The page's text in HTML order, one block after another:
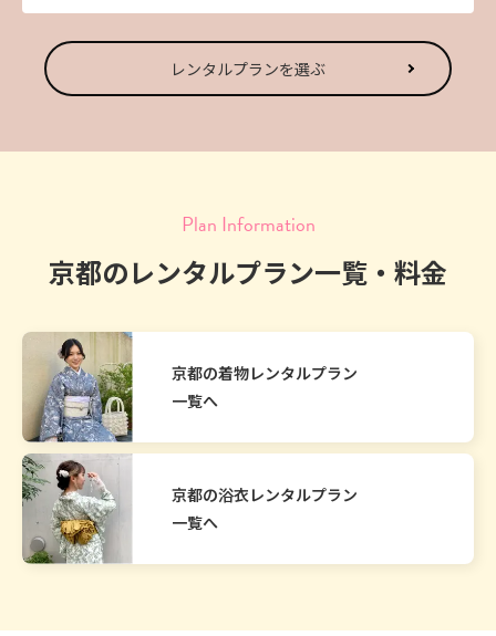
レンタルプランを選ぶ
Plan Information
京都のレンタルプラン一覧・料金
京都の着物レンタルプラン
一覧へ
京都の浴衣レンタルプラン
一覧へ